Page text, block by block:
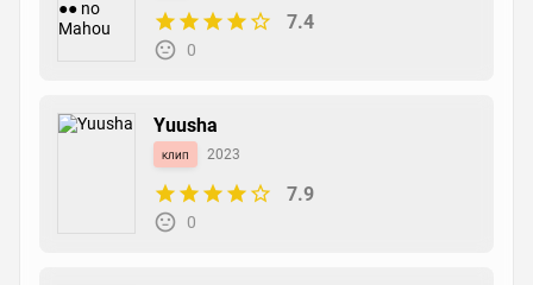
7.4
0
Yuusha
клип 2023
7.9
0